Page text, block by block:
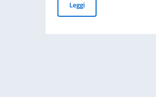
LeggiBorse di studio per